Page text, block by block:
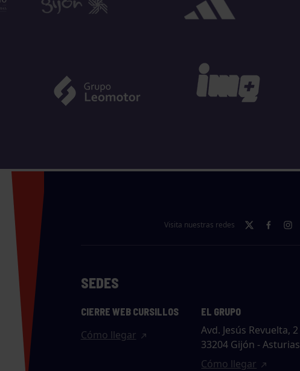
Visita nuestras redes
SEDES
CIERRE WEB CURSILLOS
Cómo llegar
EL GRUPO
Avd. Jesús Revuelta, 2
33204 Gijón - Asturias
Cómo llegar